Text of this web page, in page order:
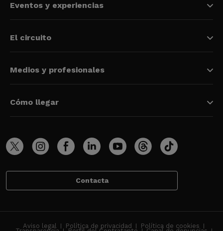
Eventos y experiencias
El circuito
Medios y profesionales
Cómo llegar
Contacta
Aviso legal Política de privacidad Política de cookies